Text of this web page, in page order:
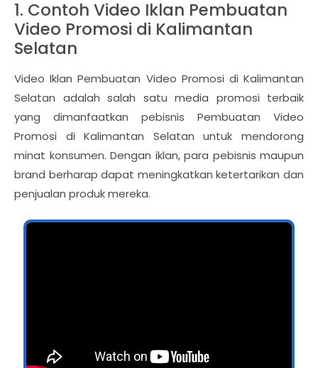
1. Contoh Video Iklan Pembuatan
Video Promosi di Kalimantan
Selatan
Video Iklan Pembuatan Video Promosi di Kalimantan
Selatan adalah salah satu media promosi terbaik
yang dimanfaatkan pebisnis Pembuatan Video
Promosi di Kalimantan Selatan untuk mendorong
minat konsumen. Dengan iklan, para pebisnis maupun
brand berharap dapat meningkatkan ketertarikan dan
penjualan produk mereka.